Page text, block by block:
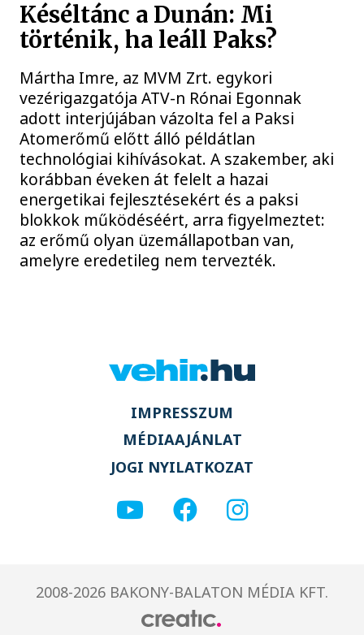
Késéltánc a Dunán: Mi
történik, ha leáll Paks?
Mártha Imre, az MVM Zrt. egykori
vezérigazgatója ATV-n Rónai Egonnak
adott interjújában vázolta fel a Paksi
Atomerőmű előtt álló példátlan
technológiai kihívásokat. A szakember, aki
korábban éveken át felelt a hazai
energetikai fejlesztésekért és a paksi
blokkok működéséért, arra figyelmeztet:
az erőmű olyan üzemállapotban van,
amelyre eredetileg nem tervezték.
IMPRESSZUM
MÉDIAAJÁNLAT
JOGI NYILATKOZAT
2008-2026 BAKONY-BALATON MÉDIA KFT.